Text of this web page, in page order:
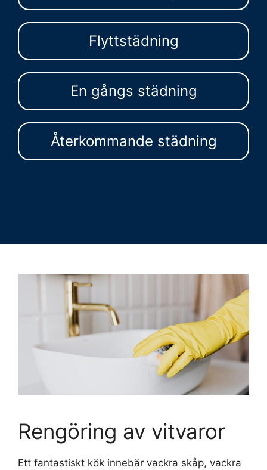
Flyttstädning
En gångs städning
Återkommande städning
Rengöring av vitvaror
Ett fantastiskt kök innebär vackra skåp, vackra